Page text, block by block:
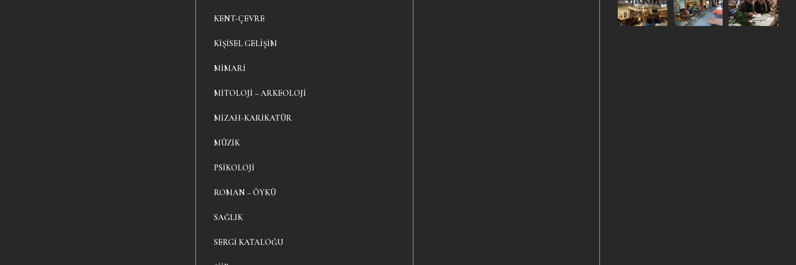
KENT-ÇEVRE
KIŞISEL GELIŞIM
MIMARI
MITOLOJI – ARKEOLOJI
MIZAH-KARIKATÜR
MÜZIK
PSIKOLOJI
ROMAN – ÖYKÜ
SAĞLIK
SERGI KATALOĞU